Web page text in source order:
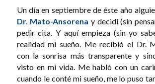
Un día en septiembre de éste año
Dr. Mato-Ansorena y decidí (sin
pedir cita. Y aquí empieza (sin yo
realidad mi sueño. Me recibió el Dr.
con la sonrisa más transparente y
visto en mi vida. Me habló con un
cuando le conté mi sueño, me lo puso